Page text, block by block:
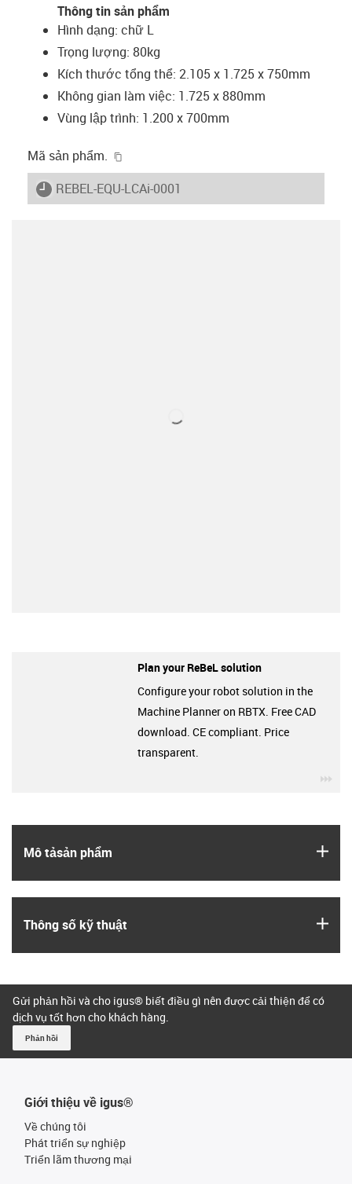
Thông tin sản phẩm
Hình dạng: chữ L
Trọng lượng: 80kg
Kích thước tổng thể: 2.105 x 1.725 x 750mm
Không gian làm việc: 1.725 x 880mm
Vùng lập trình: 1.200 x 700mm
Mã sản phẩm.
igus-icon-lieferzeit
REBEL-EQU-LCAi-0001
Mô tả­sản phẩm
Thông số kỹ thuật
Plan your ReBeL solution
Configure your robot solution in the
Machine Planner on RBTX. Free CAD
download. CE compliant. Price
transparent.
Gửi phản hồi và cho igus® biết điều gì nên được cải thiện để có
dịch vụ tốt hơn cho khách hàng.
Phản hồi
Giới thiệu về igus®
Về chúng tôi
Phát triển sự nghiệp
Triển lãm thương mại